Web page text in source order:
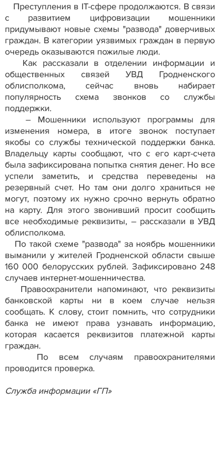
Преступления в IT-сфере продолжаются. В связи
с развитием цифровизации мошенники
придумывают новые схемы "развода" доверчивых
граждан. В категории уязвимых граждан в первую
очередь оказываются пожилые люди.
Как рассказали в отделении информации и
общественных связей УВД Гродненского
облисполкома, сейчас вновь набирает
популярность схема звонков со службы
поддержки.
– Мошенники используют программы для
изменения номера, в итоге звонок поступает
якобы со службы технической поддержки банка.
Владельцу карты сообщают, что с его карт-счета
была зафиксирована попытка снятия денег. Но все
успели заметить, и средства переведены на
резервный счет. Но там они долго храниться не
могут, поэтому их нужно срочно вернуть обратно
на карту. Для этого звонивший просит сообщить
все необходимые реквизиты, – рассказали в УВД
облисполкома.
По такой схеме "развода" за ноябрь мошенники
выманили у жителей Гродненской области свыше
160 000 белорусских рублей. Зафиксировано 248
случаев интернет-мошенничества.
Правоохранители напоминают, что реквизиты
банковской карты ни в коем случае нельзя
сообщать. К слову, стоит помнить, что сотрудники
банка не имеют права узнавать информацию,
которая касается реквизитов платежной карты
граждан.
По всем случаям правоохранителями
проводится проверка.
Служба информации «ГП»